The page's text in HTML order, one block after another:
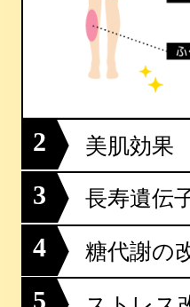
2 美肌効果
3 長寿遺伝
4 糖代謝の
5